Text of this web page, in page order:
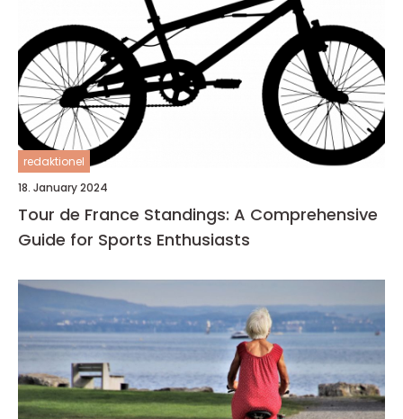
redaktionel
18. January 2024
Tour de France Standings: A Comprehensive
Guide for Sports Enthusiasts